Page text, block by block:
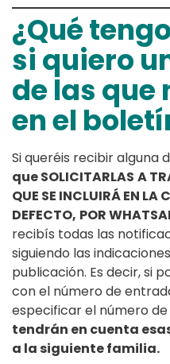
¿Qué
si quiero
de las que
en el
Si queréis recibir alguna
que SOLICITARLAS A
QUE SE INCLUIRÁ EN LA
DEFECTO, POR
recibís todas las
siguiendo las
publicación. Es decir, si
con el número de
especificar el número
tendrán en cuenta
a la siguiente familia.